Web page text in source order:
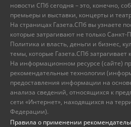
новости СПб сегодня – это, конечно,
премьеры и выставки, концерты и
На страницах Газета.СПб вы узнаете
которые затрагивают не только
Политика и власть, деньги и бизнес,
темы, которые Газета.СПб затрагивает
На информационном ресурсе (сайте)
рекомендательные технологии
предоставления информации на
анализа сведений, относящихся к
сети «Интернет», находящихся на
Федерации).
Правила о применении